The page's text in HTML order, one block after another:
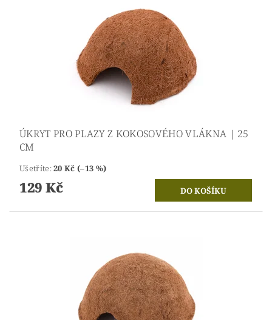
ÚKRYT PRO PLAZY Z KOKOSOVÉHO VLÁKNA | 25
CM
Ušetříte:20 Kč (–13 %)
129 Kč